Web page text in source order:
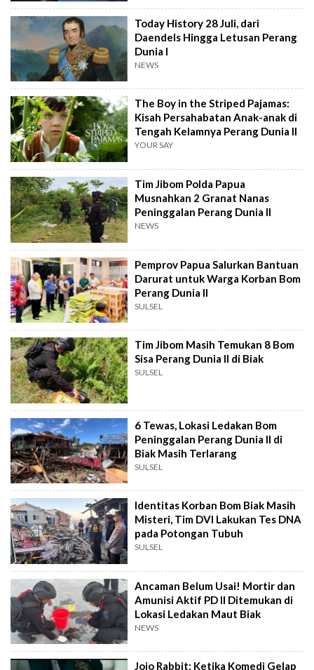
Today History 28 Juli, dari
Daendels Hingga Letusan Perang
Dunia I
NEWS
The Boy in the Striped Pajamas:
Kisah Persahabatan Anak-anak di
Tengah Kelamnya Perang Dunia II
YOUR SAY
Tim Jibom Polda Papua
Musnahkan 2 Granat Nanas
Peninggalan Perang Dunia II
NEWS
Pemprov Papua Salurkan Bantuan
Darurat untuk Warga Korban Bom
Perang Dunia II
SULSEL
Tim Jibom Masih Temukan 8 Bom
Sisa Perang Dunia II di Biak
SULSEL
6 Tewas, Lokasi Ledakan Bom
Peninggalan Perang Dunia II di
Biak Masih Terlarang
SULSEL
Identitas Korban Bom Biak Masih
Misteri, Tim DVI Lakukan Tes DNA
pada Potongan Tubuh
SULSEL
Ancaman Belum Usai! Mortir dan
Amunisi Aktif PD II Ditemukan di
Lokasi Ledakan Maut Biak
NEWS
Jojo Rabbit: Ketika Komedi Gelap